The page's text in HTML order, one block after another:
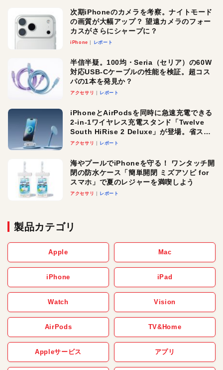
次期iPhoneのカメラを考察。ナイトモード
の画質が大幅アップ？ 望遠カメラのフォー
カスがさらにシャープに？
iPhone レポート
半信半疑。100均・Seria（セリア）の60W
対応USB-Cケーブルの性能を検証。超コス
パの1本を発見か？
アクセサリ レポート
iPhoneとAirPodsを同時に急速充電できる
2-in-1ワイヤレス充電スタンド「Twelve
South HiRise 2 Deluxe」が登場。省スペ
ースでおしゃれに充電したい人にオスス
アクセサリ レポート
海やプールでiPhoneを守る！ ワンタッチ開
閉の防水ケース「簡単開閉 ミズアソビ for
スマホ」で夏のレジャーを満喫しよう
アクセサリ レポート
製品カテゴリ
Apple Mac
iPhone iPad
Watch Vision
AirPods TV&Home
Appleサービス アプリ